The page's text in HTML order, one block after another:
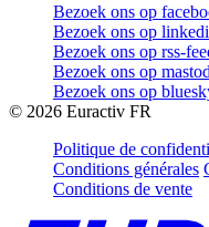
Bezoek ons op
Bezoek ons op
Bezoek ons op rss-
Bezoek ons op
Bezoek ons op
© 2026 Euractiv FR
Politique de
Conditions générales
Conditions de vente